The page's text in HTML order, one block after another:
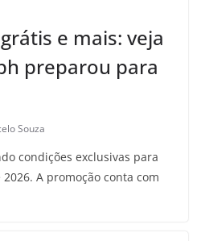
e mais: veja
preparou para
Souza
condições exclusivas para
A promoção conta com